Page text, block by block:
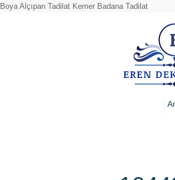
Boya Alçıpan Tadilat Kemer Badana Tadilat